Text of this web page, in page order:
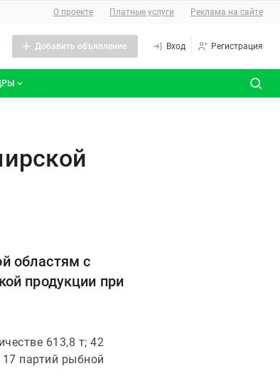
О сайте
О проекте Платные услуги Реклама на сайте
Добавить объявление Вход Регистрация
областям с
продукции при
613,8 т; 42
партий рыбной